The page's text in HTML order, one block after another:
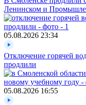
Ленинском и
05.08.2026 23:34
Отключение горячей
продлили
05.08.2026 16:55